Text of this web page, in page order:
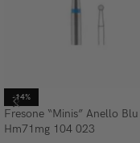
-14%
Fresone “Minis” Anello Blu
Hm71mg 104 023